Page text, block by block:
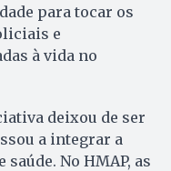
para tocar os
e
à vida no
deixou de ser
a integrar a
No HMAP, as